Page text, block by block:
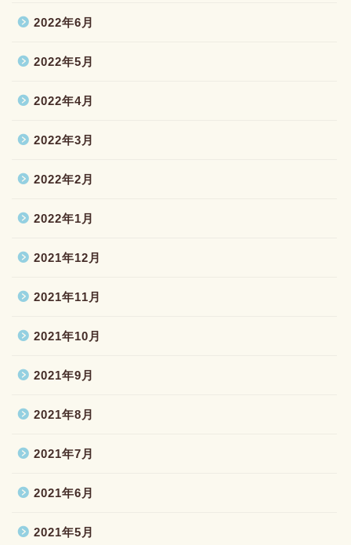
2022年6月
2022年5月
2022年4月
2022年3月
2022年2月
2022年1月
2021年12月
2021年11月
2021年10月
2021年9月
2021年8月
2021年7月
2021年6月
2021年5月